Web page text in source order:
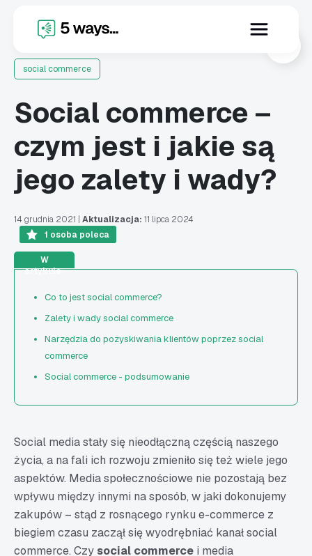
social commerce
Social commerce –
czym jest i jakie są
jego zalety i wady?
14 grudnia 2021 Aktualizacja: 11 lipca 2024
1 osoba poleca
W
artykule:
Co to jest social commerce?
Zalety i wady social commerce
Narzędzia do pozyskiwania klientów poprzez social
commerce
Social commerce - podsumowanie
Social media stały się nieodłączną częścią naszego
życia, a na fali ich rozwoju zmieniło się też wiele jego
aspektów. Media społecznościowe nie pozostają bez
wpływu między innymi na sposób, w jaki dokonujemy
zakupów – stąd z rosnącego rynku e-commerce z
biegiem czasu zaczął się wyodrębniać kanał social
commerce. Czysocial commerce i media